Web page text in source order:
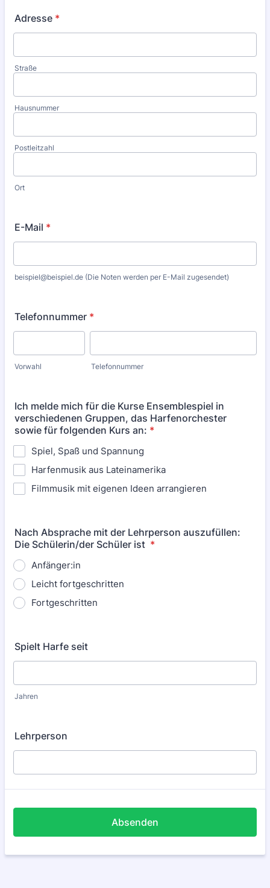
Adresse *
Straße
Hausnummer
Postleitzahl
Ort
E-Mail *
beispiel@beispiel.de (Die Noten werden per E-Mail zugesendet)
Telefonnummer *
Vorwahl Telefonnummer
Ich melde mich für die Kurse Ensemblespiel in
verschiedenen Gruppen, das Harfenorchester
sowie für folgenden Kurs an: *
Spiel, Spaß und Spannung
Harfenmusik aus Lateinamerika
Filmmusik mit eigenen Ideen arrangieren
Nach Absprache mit der Lehrperson auszufüllen:
Die Schülerin/der Schüler ist *
Anfänger:in
Leicht fortgeschritten
Fortgeschritten
Spielt Harfe seit
Jahren
Lehrperson
Absenden